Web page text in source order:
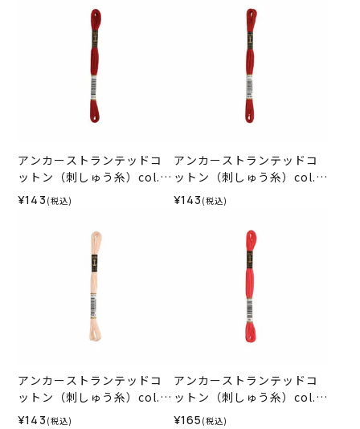
アンカーストランテッドコ
ットン（刺しゅう糸）col.1
015
¥143 (税込)
アンカーストランテッドコ
ットン（刺しゅう糸）col.1
014
¥143 (税込)
アンカーストランテッドコ
ットン（刺しゅう糸）col.1
012
¥143 (税込)
アンカーストランテッドコ
ットン（刺しゅう糸）col.0
035
¥165 (税込)